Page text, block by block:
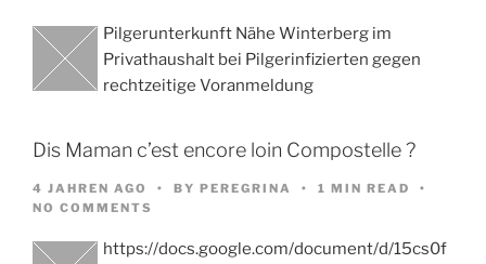
Pilgerunterkunft Nähe Winterberg im
Privathaushalt bei Pilgerinfizierten gegen
rechtzeitige Voranmeldung
Dis Maman c’est encore loin Compostelle ?
4 JAHREN AGO BY PEREGRINA
1 MIN READ
NO COMMENTS
https://docs.google.com/document/d/15cs0f